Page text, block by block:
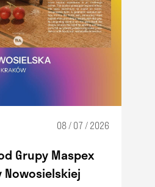
08 / 07 / 2026
Grupy Maspex
Nowosielskiej